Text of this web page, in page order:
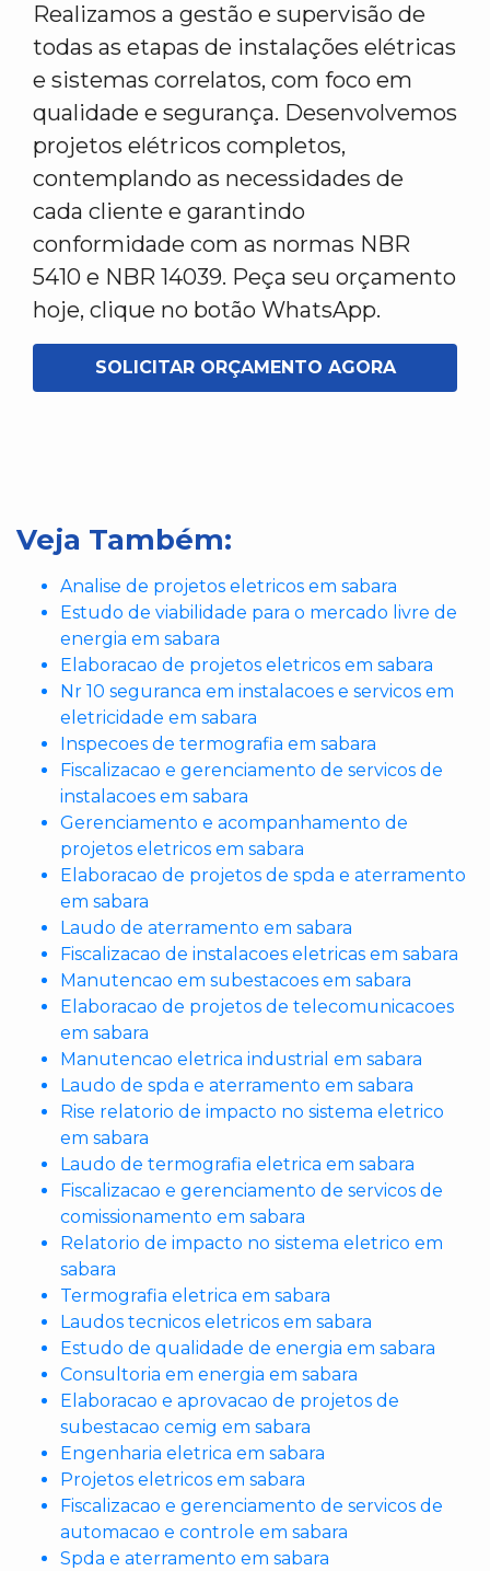
Realizamos a gestão e supervisão de
todas as etapas de instalações elétricas
e sistemas correlatos, com foco em
qualidade e segurança. Desenvolvemos
projetos elétricos completos,
contemplando as necessidades de
cada cliente e garantindo
conformidade com as normas NBR
5410 e NBR 14039. Peça seu orçamento
hoje, clique no botão WhatsApp.
SOLICITAR ORÇAMENTO AGORA
Veja Também:
Analise de projetos eletricos em sabara
Estudo de viabilidade para o mercado livre de
energia em sabara
Elaboracao de projetos eletricos em sabara
Nr 10 seguranca em instalacoes e servicos em
eletricidade em sabara
Inspecoes de termografia em sabara
Fiscalizacao e gerenciamento de servicos de
instalacoes em sabara
Gerenciamento e acompanhamento de
projetos eletricos em sabara
Elaboracao de projetos de spda e aterramento
em sabara
Laudo de aterramento em sabara
Fiscalizacao de instalacoes eletricas em sabara
Manutencao em subestacoes em sabara
Elaboracao de projetos de telecomunicacoes
em sabara
Manutencao eletrica industrial em sabara
Laudo de spda e aterramento em sabara
Rise relatorio de impacto no sistema eletrico
em sabara
Laudo de termografia eletrica em sabara
Fiscalizacao e gerenciamento de servicos de
comissionamento em sabara
Relatorio de impacto no sistema eletrico em
sabara
Termografia eletrica em sabara
Laudos tecnicos eletricos em sabara
Estudo de qualidade de energia em sabara
Consultoria em energia em sabara
Elaboracao e aprovacao de projetos de
subestacao cemig em sabara
Engenharia eletrica em sabara
Projetos eletricos em sabara
Fiscalizacao e gerenciamento de servicos de
automacao e controle em sabara
Spda e aterramento em sabara